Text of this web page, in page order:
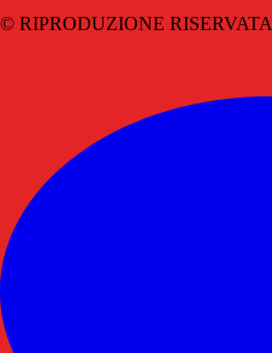
© RIPRODUZIONE RISERVATA